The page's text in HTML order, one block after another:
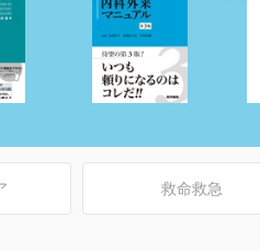
救命救急